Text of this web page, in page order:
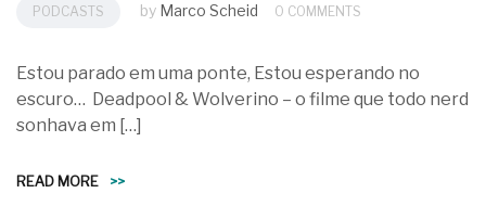
PODCASTS by Marco Scheid 0 COMMENTS
Estou parado em uma ponte, Estou esperando no
escuro… Deadpool & Wolverino – o filme que todo nerd
sonhava em […]
READ MORE >>